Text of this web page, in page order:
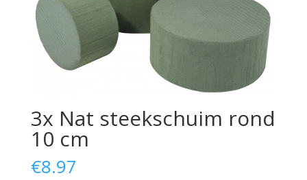
3x Nat steekschuim rond
10 cm
€8.97